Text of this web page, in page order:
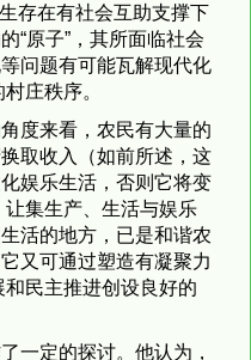
存在有社会互助支撑下
“原子”，其所面临社会
问题有可能瓦解现代化
庄秩序。
度来看，农民有大量的
取收入（如前所述，这
娱乐生活，否则它将变
集生产、生活与娱乐
活的地方，已是和谐农
又可通过塑造有凝聚力
民主推进创设良好的
一定的探讨。他认为，